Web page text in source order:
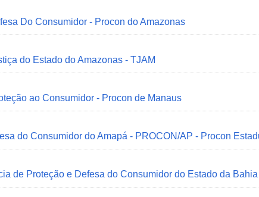
Do Consumidor - Procon do Amazonas
do Estado do Amazonas - TJAM
ao Consumidor - Procon de Manaus
do Consumidor do Amapá - PROCON/AP - Procon
de Proteção e Defesa do Consumidor do Estado da